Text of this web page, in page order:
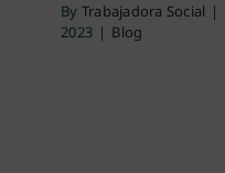
By Trabajadora Social |
2023 | Blog